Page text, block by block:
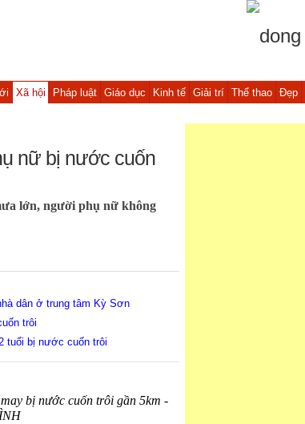
Xã hội Pháp luật Giáo dục Kinh tế Giải trí Thể thao Đẹp
nữ bị nước cuốn
lớn, người phụ nữ không
dân ở trung tâm Kỳ Sơn
trôi
tuổi bị nước cuốn trôi
bị nước cuốn trôi gần 5km -